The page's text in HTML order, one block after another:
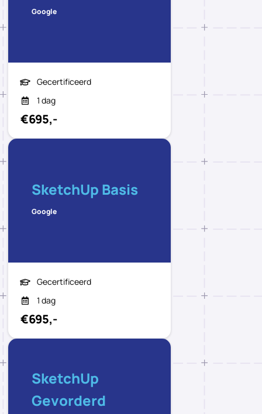
Google
Gecertificeerd
1 dag
€695,-
SketchUp Basis
Google
Gecertificeerd
1 dag
€695,-
SketchUp
Gevorderd